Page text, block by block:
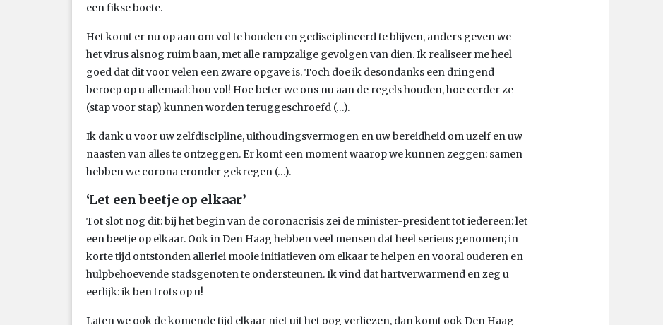
een fikse boete.
Het komt er nu op aan om vol te houden en gedisciplineerd te blijven, anders geven we
het virus alsnog ruim baan, met alle rampzalige gevolgen van dien. Ik realiseer me heel
goed dat dit voor velen een zware opgave is. Toch doe ik desondanks een dringend
beroep op u allemaal: hou vol! Hoe beter we ons nu aan de regels houden, hoe eerder ze
(stap voor stap) kunnen worden teruggeschroefd (…).
Ik dank u voor uw zelfdiscipline, uithoudingsvermogen en uw bereidheid om uzelf en uw
naasten van alles te ontzeggen. Er komt een moment waarop we kunnen zeggen: samen
hebben we corona eronder gekregen (…).
‘Let een beetje op elkaar’
Tot slot nog dit: bij het begin van de coronacrisis zei de minister-president tot iedereen: let
een beetje op elkaar. Ook in Den Haag hebben veel mensen dat heel serieus genomen; in
korte tijd ontstonden allerlei mooie initiatieven om elkaar te helpen en vooral ouderen en
hulpbehoevende stadsgenoten te ondersteunen. Ik vind dat hartverwarmend en zeg u
eerlijk: ik ben trots op u!
Laten we ook de komende tijd elkaar niet uit het oog verliezen, dan komt ook Den Haag